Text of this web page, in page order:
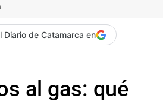
Diario de Catamarca en
al gas: qué